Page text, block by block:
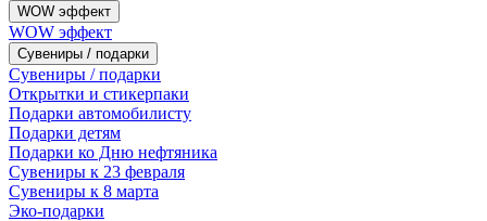
WOW эффект
WOW эффект
Сувениры / подарки
Сувениры / подарки
Открытки и стикерпаки
Подарки автомобилисту
Подарки детям
Подарки ко Дню нефтяника
Сувениры к 23 февраля
Сувениры к 8 марта
Эко-подарки